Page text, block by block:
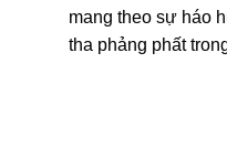
mang theo sự háo
tha phảng phất